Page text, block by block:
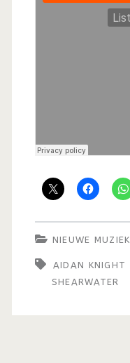
NIEUWE MUZIEK
AIDAN KNIGHT
SHEARWATER